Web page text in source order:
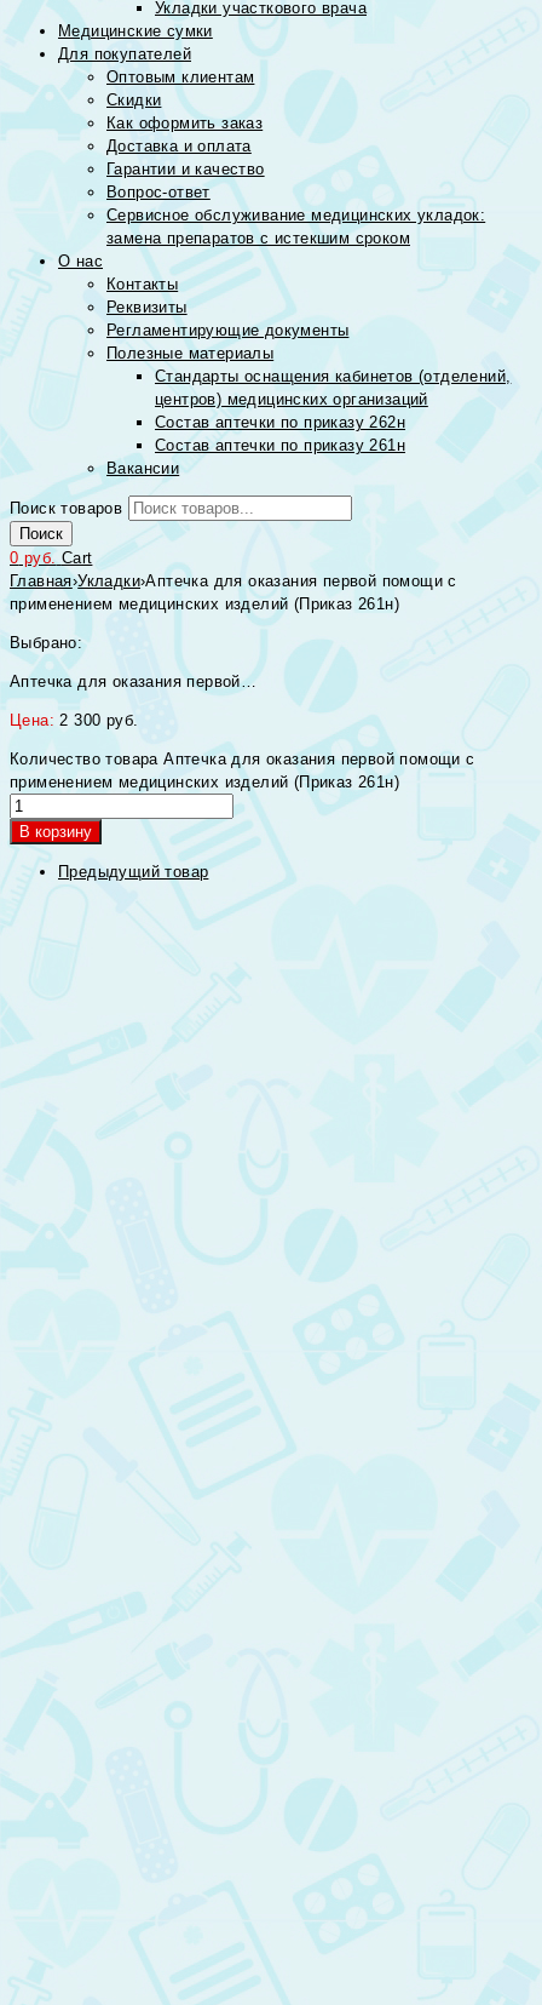
Укладки участкового врача
Медицинские сумки
Для покупателей
Оптовым клиентам
Скидки
Как оформить заказ
Доставка и оплата
Гарантии и качество
Вопрос-ответ
Сервисное обслуживание медицинских укладок:
замена препаратов с истекшим сроком
О нас
Контакты
Реквизиты
Регламентирующие документы
Полезные материалы
Стандарты оснащения кабинетов (отделений,
центров) медицинских организаций
Состав аптечки по приказу 262н
Состав аптечки по приказу 261н
Вакансии
Поиск товаров
Поиск
0 руб. Cart
Главная›Укладки›Аптечка для оказания первой помощи с
применением медицинских изделий (Приказ 261н)
Выбрано:
Аптечка для оказания первой…
Цена:2 300 руб.
Количество товара Аптечка для оказания первой помощи с
применением медицинских изделий (Приказ 261н)
В корзину
Предыдущий товар